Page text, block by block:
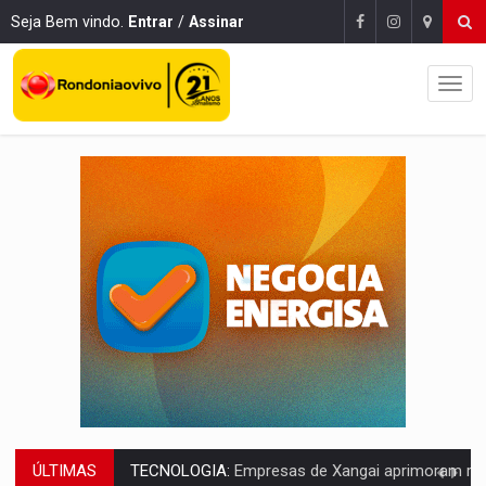
Seja Bem vindo. Entrar / Assinar
ÚLTIMAS PROTEGE A TERRA:China descobre como explodir asteroide com bomba